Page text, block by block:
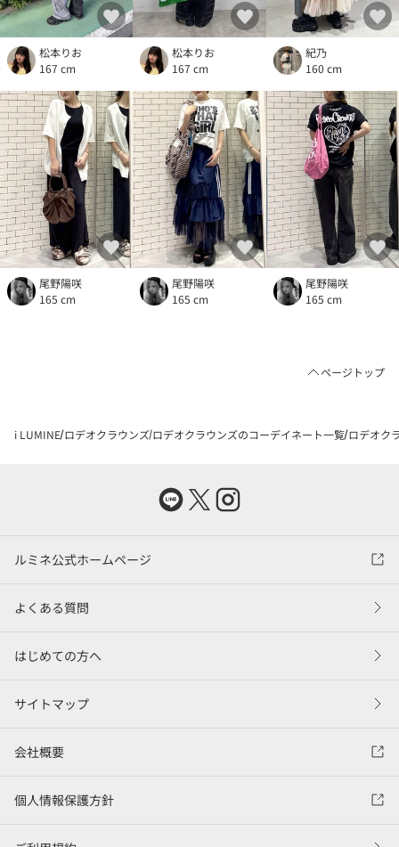
松本りお
167 cm
松本りお
167 cm
紀乃
160 cm
尾野陽咲
165 cm
尾野陽咲
165 cm
尾野陽咲
165 cm
ページトップ
i LUMINE ロデオクラウンズ ロデオクラウンズのコーデイネート一覧 ロデオク
ルミネ公式ホームページ
よくある質問
はじめての方へ
サイトマップ
会社概要
個人情報保護方針